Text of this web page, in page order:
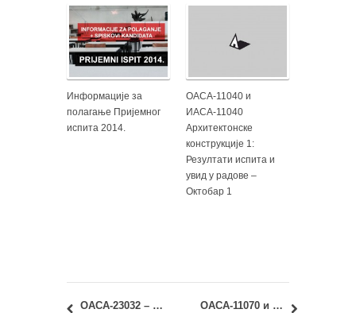
Информације за
полагање Пријемног
испита 2014.
ОАСА-11040 и
ИАСА-11040
Архитектонске
конструкције 1:
Резултати испита и
увид у радове –
Октобар 1
ОАСА-23032 – Посебне теме обликовања градских простора, ИАСА-23071 – Студио 01б: Консултације код проф. др Јелене Живковић ОАСА-11070 и ИАСА-11070 – Геометрија облика 1: тест за студенте поновце